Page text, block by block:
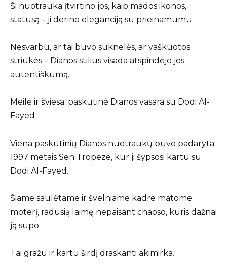
Ši nuotrauka įtvirtino jos, kaip mados ikonos,
statusą – ji derino eleganciją su prieinamumu.
Nesvarbu, ar tai buvo suknelės, ar vaškuotos
striukės – Dianos stilius visada atspindėjo jos
autentiškumą.
Meilė ir šviesa: paskutinė Dianos vasara su Dodi Al-
Fayed
Viena paskutinių Dianos nuotraukų buvo padaryta
1997 metais Sen Tropeze, kur ji šypsosi kartu su
Dodi Al-Fayed.
Šiame saulėtame ir švelniame kadre matome
moterį, radusią laimę nepaisant chaoso, kuris dažnai
ją supo.
Tai gražu ir kartu širdį draskanti akimirka.